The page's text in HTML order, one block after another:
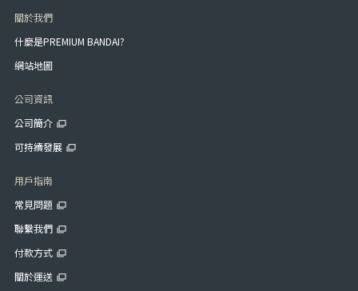
關於我們
什麼是PREMIUM BANDAI?
網站地圖
公司資訊
公司簡介
可持續發展
用戶指南
常見問題
聯繫我們
付款方式
關於運送